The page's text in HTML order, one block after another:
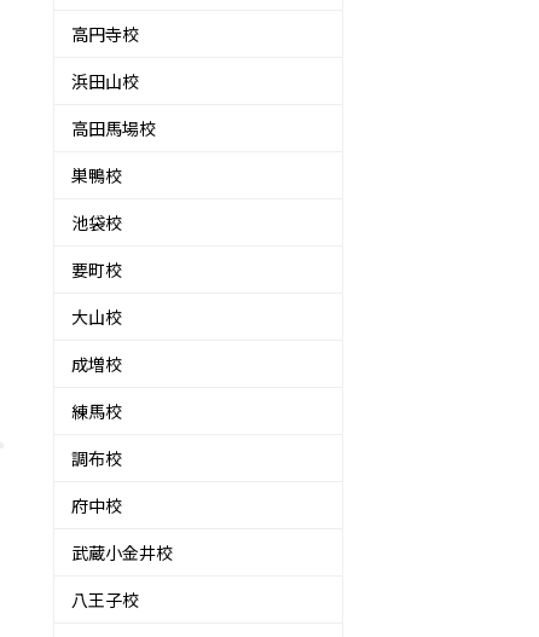
高円寺校
浜田山校
高田馬場校
巣鴨校
池袋校
要町校
大山校
成増校
練馬校
調布校
府中校
武蔵小金井校
八王子校